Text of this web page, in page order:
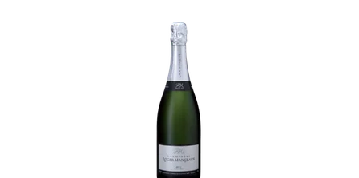
ROGER MANCEAUX Brut Nature Premier Cru Magnum
(1,5l) – osvěžující směs Pinot Noir, Chardonnay a Meunier.
Vůně meruněk, broskví a švestek s náznakem...